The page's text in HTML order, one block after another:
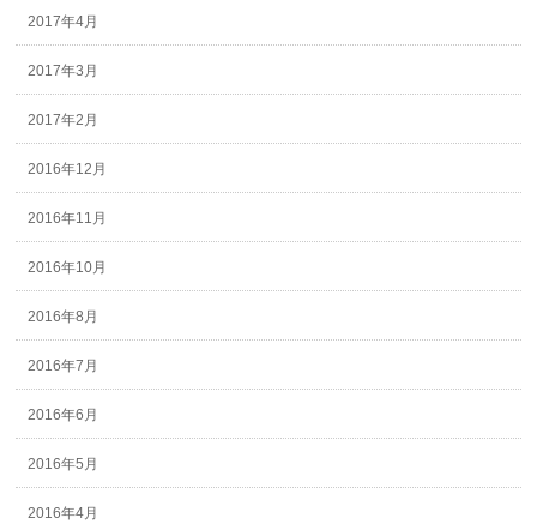
2017年4月
2017年3月
2017年2月
2016年12月
2016年11月
2016年10月
2016年8月
2016年7月
2016年6月
2016年5月
2016年4月